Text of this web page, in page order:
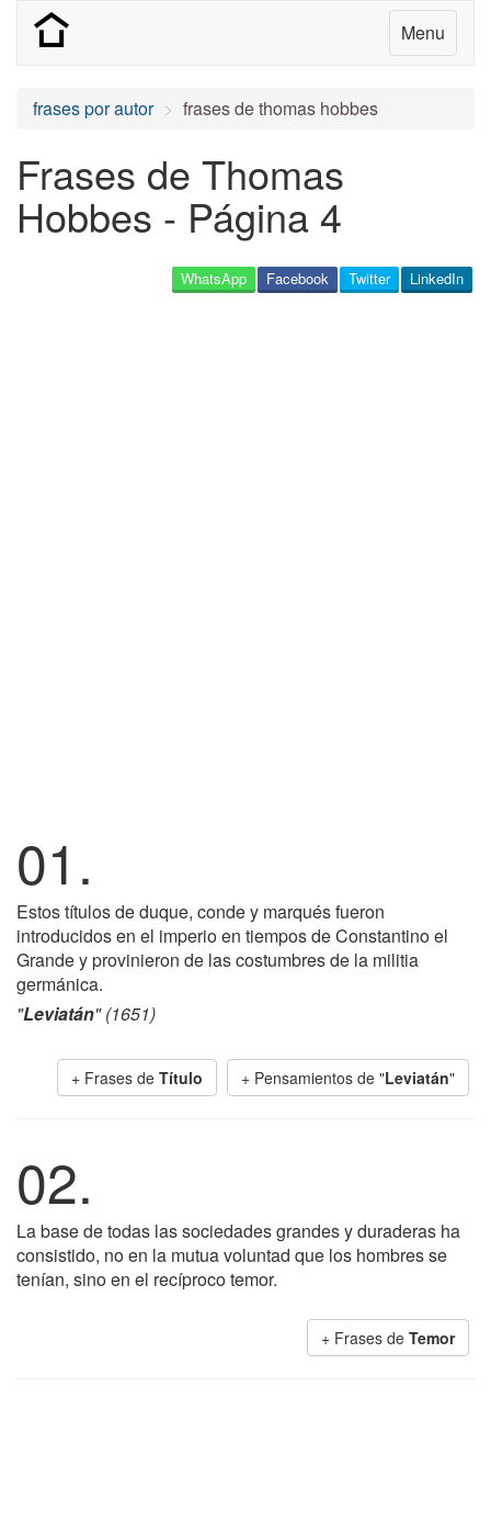
Menu
frases por autor frases de thomas hobbes
Frases de Thomas
Hobbes - Página 4
LinkedIn
Twitter
Facebook
WhatsApp
01.
Estos títulos de duque, conde y marqués fueron
introducidos en el imperio en tiempos de Constantino el
Grande y provinieron de las costumbres de la militia
germánica.
"Leviatán" (1651)
+ Frases de Título + Pensamientos de "Leviatán"
02.
La base de todas las sociedades grandes y duraderas ha
consistido, no en la mutua voluntad que los hombres se
tenían, sino en el recíproco temor.
+ Frases de Temor